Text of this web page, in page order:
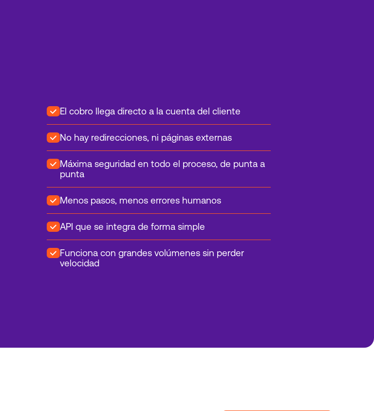
El cobro llega directo a la cuenta del cliente
No hay redirecciones, ni páginas externas
Máxima seguridad en todo el proceso, de punta a
punta
Menos pasos, menos errores humanos
API que se integra de forma simple
Funciona con grandes volúmenes sin perder
velocidad